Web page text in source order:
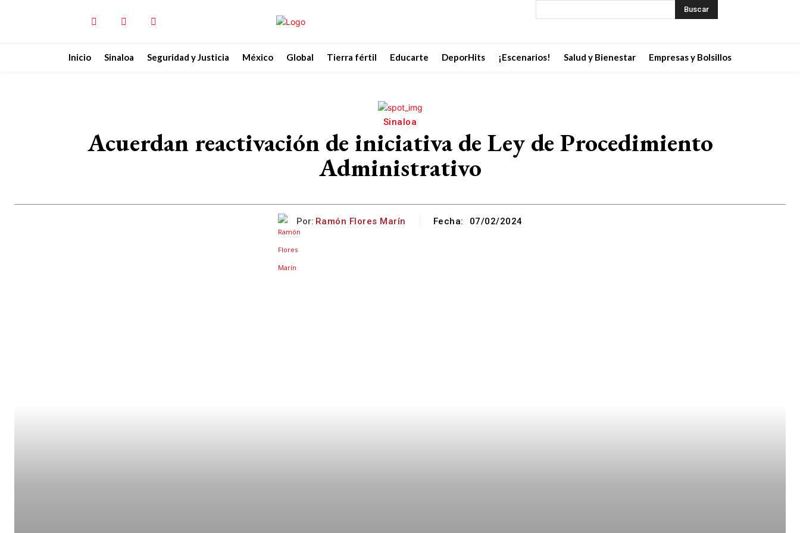
Buscar
Inicio Sinaloa Seguridad y Justicia México Global Tierra fértil Educarte DeporHits ¡Escenarios! Salud y Bienestar Empresas y Bolsillos
Sinaloa
Acuerdan reactivación de iniciativa de Ley de Procedimiento
Administrativo
Por: Ramón Flores Marín Fecha: 07/02/2024